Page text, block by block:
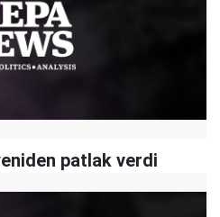
patlak verdi